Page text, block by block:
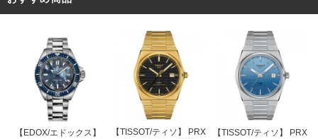
【EDOX/エドックス】
【TISSOT/ティソ】 PRX
【TISSOT/ティソ】 PRX